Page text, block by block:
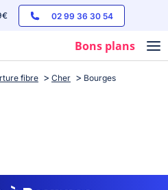
02 99 36 30 54
Bons plans
fibre Cher Bourges